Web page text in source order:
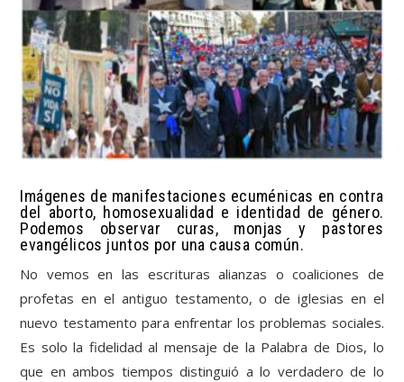
Imágenes de manifestaciones ecuménicas en contra
del aborto, homosexualidad e identidad de género.
Podemos observar curas, monjas y pastores
evangélicos juntos por una causa común.
No vemos en las escrituras alianzas o coaliciones de
profetas en el antiguo testamento, o de iglesias en el
nuevo testamento para enfrentar los problemas sociales.
Es solo la fidelidad al mensaje de la Palabra de Dios, lo
que en ambos tiempos distinguió a lo verdadero de lo